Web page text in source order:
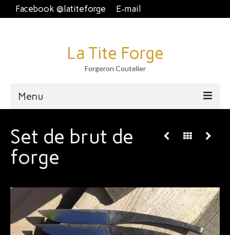
Facebook @latiteforge E-mail
La Tite Forge
Forgeron Coutelier
Menu
Disponible
Brut de forge
Piémontais et crans plat.
Couteau fixe et dague
À table
Set de brut de
forge